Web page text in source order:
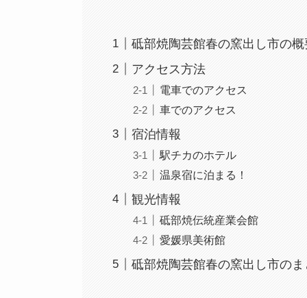
砥部焼陶芸館春の窯出し市の概
アクセス方法
電車でのアクセス
車でのアクセス
宿泊情報
駅チカのホテル
温泉宿に泊まる！
観光情報
砥部焼伝統産業会館
愛媛県美術館
砥部焼陶芸館春の窯出し市の